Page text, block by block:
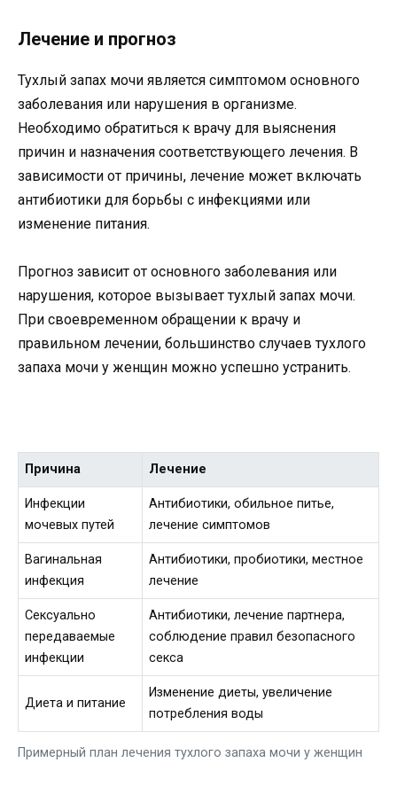
Лечение и прогноз
Тухлый запах мочи является симптомом основного
заболевания или нарушения в организме.
Необходимо обратиться к врачу для выяснения
причин и назначения соответствующего лечения. В
зависимости от причины, лечение может включать
антибиотики для борьбы с инфекциями или
изменение питания.
Прогноз зависит от основного заболевания или
нарушения, которое вызывает тухлый запах мочи.
При своевременном обращении к врачу и
правильном лечении, большинство случаев тухлого
запаха мочи у женщин можно успешно устранить.
Примерный план лечения тухлого запаха мочи у женщин
Причина Лечение
Инфекции
мочевых путей
Антибиотики, обильное питье,
лечение симптомов
Вагинальная
инфекция
Антибиотики, пробиотики, местное
лечение
Сексуально
передаваемые
инфекции
Антибиотики, лечение партнера,
соблюдение правил безопасного
секса
Диета и питание
Изменение диеты, увеличение
потребления воды